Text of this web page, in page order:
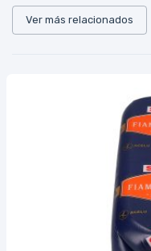
Ver más relacionados